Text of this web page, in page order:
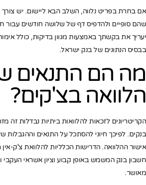
אם בחרת בפריט נלווה, השלב הבא ליישום. יש
שהם סופיים ולהדפיס דף של שלושה חודשים עבור
יעריך את בקשתך באמצעות מגוון בדיקות, כולל
בבסיס הנתונים של בנק ישראל.
מה הם התנאים
הלוואה בצ'קים?
הקריטריונים לזכאות להלוואות ביתיות נבדלות זה
בנקים. לפיכך חיוני להסתכל על התנאים וההגבלות
חשבון בנק המשמש באופן קבוע וציון אשראי
מאושר.